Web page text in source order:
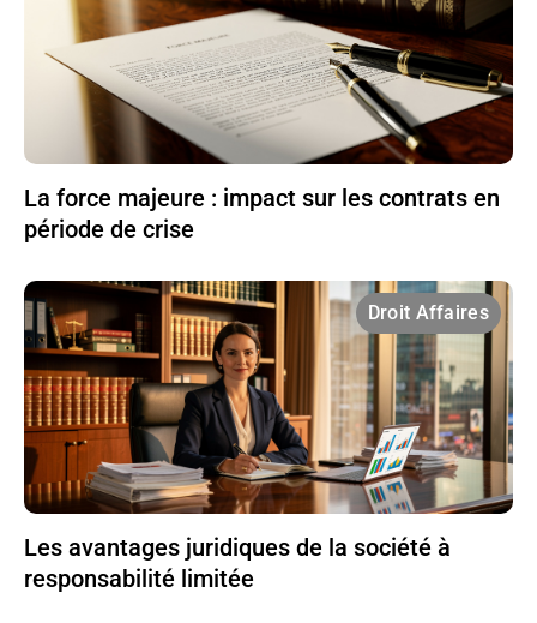
La force majeure : impact sur les contrats en
période de crise
Droit Affaires
Les avantages juridiques de la société à
responsabilité limitée